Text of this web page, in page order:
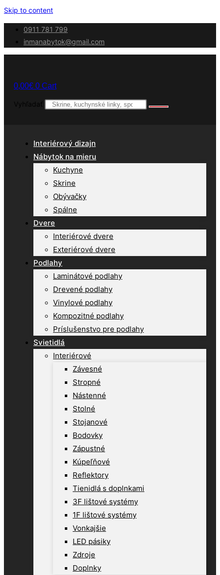
Skip to content
0911 781 799
inmanabytok@gmail.com
0,00€ 0 Cart
Vyhľadať
Interiérový dizajn
Nábytok na mieru
Kuchyne
Skrine
Obývačky
Spálne
Dvere
Interiérové dvere
Exteriérové dvere
Podlahy
Laminátové podlahy
Drevené podlahy
Vinylové podlahy
Kompozitné podlahy
Príslušenstvo pre podlahy
Svietidlá
Interiérové
Závesné
Stropné
Nástenné
Stolné
Stojanové
Bodovky
Zápustné
Kúpeľňové
Reflektory
Tienidlá s doplnkami
3F lištové systémy
1F lištové systémy
Vonkajšie
LED pásiky
Zdroje
Doplnky